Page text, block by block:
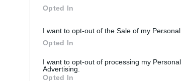
Opted In
I want to opt-out of the Sale of my Personal
Opted In
I want to opt-out of processing my Personal
Advertising.
Opted In